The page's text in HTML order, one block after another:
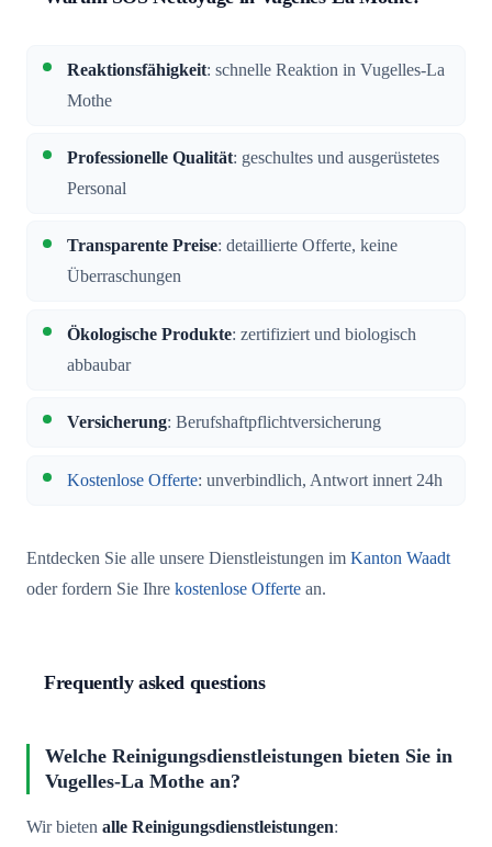
Reaktionsfähigkeit: schnelle Reaktion in Vugelles-La
Mothe
Professionelle Qualität: geschultes und ausgerüstetes
Personal
Transparente Preise: detaillierte Offerte, keine
Überraschungen
Ökologische Produkte: zertifiziert und biologisch
abbaubar
Versicherung: Berufshaftpflichtversicherung
Kostenlose Offerte: unverbindlich, Antwort innert 24h
Entdecken Sie alle unsere Dienstleistungen im Kanton Waadt
oder fordern Sie Ihre kostenlose Offerte an.
Frequently asked questions
Welche Reinigungsdienstleistungen bieten Sie in
Vugelles-La Mothe an?
Wir bieten alle Reinigungsdienstleistungen: